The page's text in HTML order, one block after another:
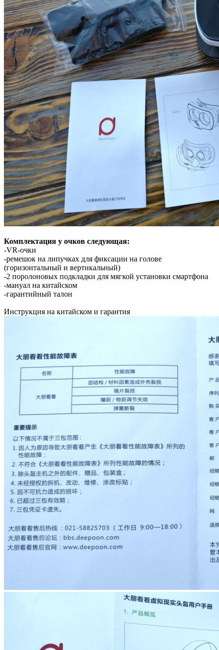
Комплектация у очков следующая:
-VR-очки
-ремешок на липучках для фиксации на голове
(горизонтальный и вертикальный)
-2 поролоновых подкладки для мягкой установки смартфона
-мануал на китайском
-гарантийный талон
Инструкция на китайском и гарантия